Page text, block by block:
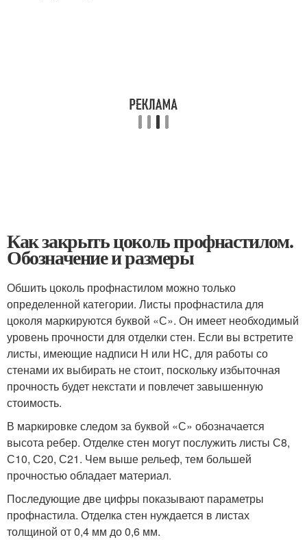
Как закрыть цоколь профнастилом.
Обозначение и размеры
Обшить цоколь профнастилом можно только
определенной категории. Листы профнастила для
цоколя маркируются буквой «С». Он имеет необходимый
уровень прочности для отделки стен. Если вы встретите
листы, имеющие надписи Н или НС, для работы со
стенами их выбирать не стоит, поскольку избыточная
прочность будет некстати и повлечет завышенную
стоимость.
В маркировке следом за буквой «С» обозначается
высота ребер. Отделке стен могут послужить листы С8,
С10, С20, С21. Чем выше рельеф, тем большей
прочностью обладает материал.
Последующие две цифры показывают параметры
профнастила. Отделка стен нуждается в листах
толщиной от 0,4 мм до 0,6 мм.